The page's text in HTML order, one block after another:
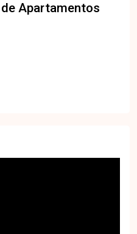
Apartamentos